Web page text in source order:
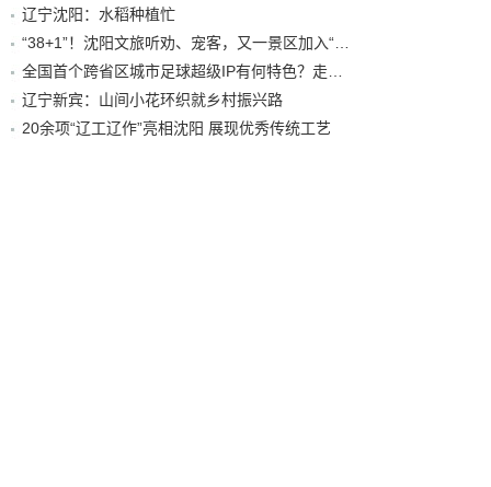
辽宁沈阳：水稻种植忙
辽宁新宾：山间小花环织就乡村振兴路
20余项“辽工辽作”亮相沈阳 展现优秀传统工艺